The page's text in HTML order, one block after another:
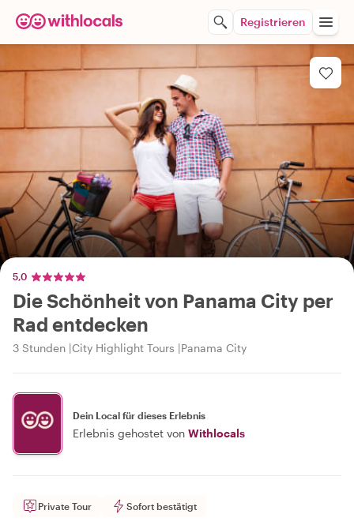
Registrieren
5,0
Die Schönheit von Panama City per
Rad entdecken
3 Stunden City Highlight Tours Panama City
Dein Local für dieses Erlebnis
Erlebnis gehostet von Withlocals
Private Tour Sofort bestätigt